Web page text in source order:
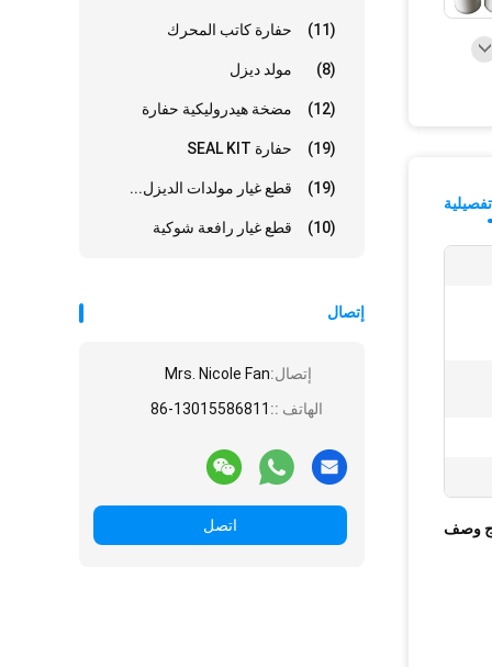
حفارة كاتب المحرك (11)
مولد ديزل (8)
مضخة هيدروليكية حفارة (12)
حفارة SEAL KIT (19)
قطع غيار مولدات الديزل... (19)
قطع غيار رافعة شوكية (10)
إتصال
إتصال:Mrs. Nicole Fan
الهاتف :: 86-13015586811
اتصل وصف